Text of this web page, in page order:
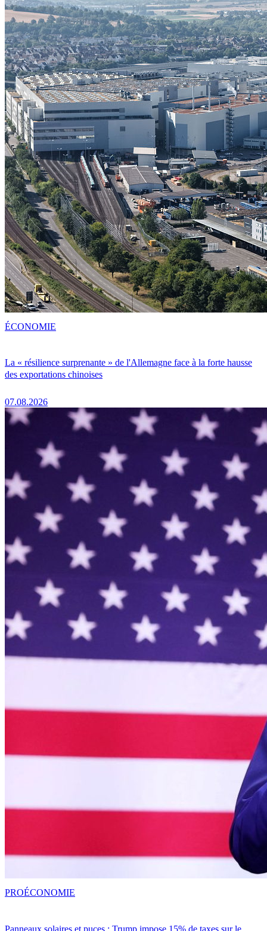
La « résilience surprenante » de l'Allemagne face à la forte hausse
des exportations chinoises
07.08.2026
ÉCONOMIE
Panneaux solaires et puces : Trump impose 15% de taxes sur le
PROÉCONOMIE